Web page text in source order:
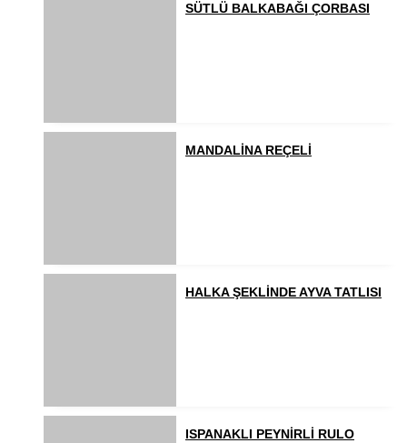
SÜTLÜ BALKABAĞI ÇORBASI
MANDALİNA REÇELİ
HALKA ŞEKLİNDE AYVA TATLISI
ISPANAKLI PEYNİRLİ RULO